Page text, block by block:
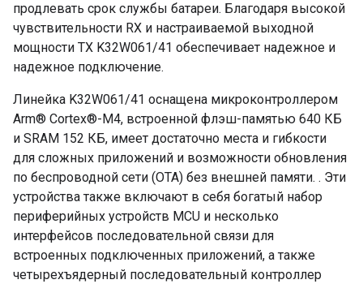
продлевать срок службы батареи. Благодаря высокой
чувствительности RX и настраиваемой выходной
мощности TX K32W061/41 обеспечивает надежное и
надежное подключение.
Линейка K32W061/41 оснащена микроконтроллером
Arm® Cortex®-M4, встроенной флэш-памятью 640 КБ
и SRAM 152 КБ, имеет достаточно места и гибкости
для сложных приложений и возможности обновления
по беспроводной сети (OTA) без внешней памяти. . Эти
устройства также включают в себя богатый набор
периферийных устройств MCU и несколько
интерфейсов последовательной связи для
встроенных подключенных приложений, а также
четырехъядерный последовательный контроллер